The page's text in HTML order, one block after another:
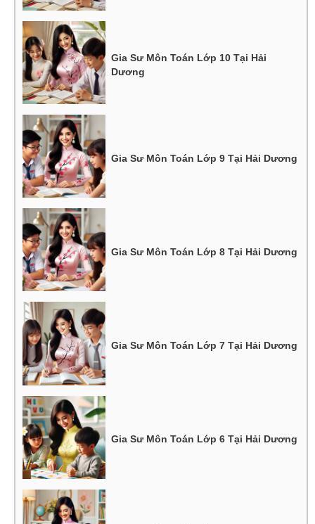
Gia Sư Môn Toán Lớp 10 Tại Hải
Dương
Gia Sư Môn Toán Lớp 9 Tại Hải Dương
Gia Sư Môn Toán Lớp 8 Tại Hải Dương
Gia Sư Môn Toán Lớp 7 Tại Hải Dương
Gia Sư Môn Toán Lớp 6 Tại Hải Dương